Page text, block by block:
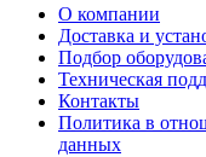
О компании
Доставка и
Подбор
Техническая
Контакты
Политика в
данных